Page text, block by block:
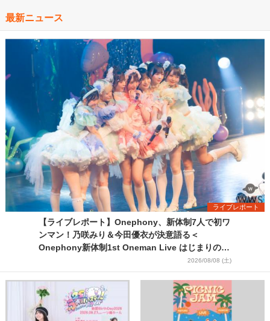
最新ニュース
ライブレポート
【ライブレポート】Onephony、新体制7人で初ワ
ンマン！乃咲みり＆今田優衣が決意語る＜
Onephony新体制1st Oneman Live はじまりの夏
2026/08/08 (土)